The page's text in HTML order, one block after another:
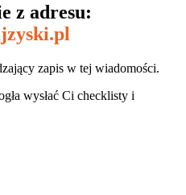
z adresu:
zapis w tej wiadomości.
wysłać Ci checklisty i